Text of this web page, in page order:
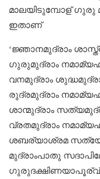
മാലയിടുമ്പോള് ഗുരു
ഇതാണ്
‘ജ്ഞാനമുദ്രാം
ഗുരുമുദ്രാം
വനമുദ്രാം
രുദ്രമുദ്രാം
ശാന്മുദ്രാം
വ്രതമുദ്രാം
ശബര്യാശ്രമ
മുദ്രാംപാതു